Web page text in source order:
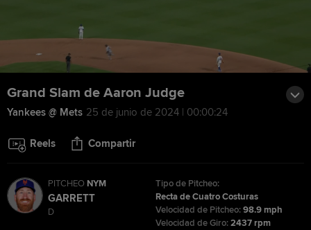
Grand Slam de Aaron Judge
Yankees @ Mets 25 de junio de 2024 | 00:00:24
Reels Compartir
PITCHEO NYM
GARRETT
D
Tipo de Pitcheo:
Recta de Cuatro Costuras
Velocidad de Pitcheo:98.9 mph
Velocidad de Giro:2437 rpm